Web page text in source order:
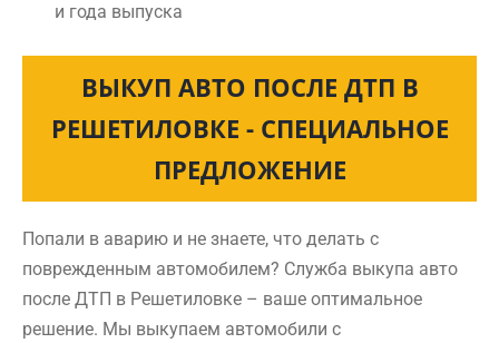
и года выпуска
ВЫКУП АВТО ПОСЛЕ ДТП В
РЕШЕТИЛОВКЕ - СПЕЦИАЛЬНОЕ
ПРЕДЛОЖЕНИЕ
Попали в аварию и не знаете, что делать с
поврежденным автомобилем? Служба выкупа авто
после ДТП в Решетиловке – ваше оптимальное
решение. Мы выкупаем автомобили с